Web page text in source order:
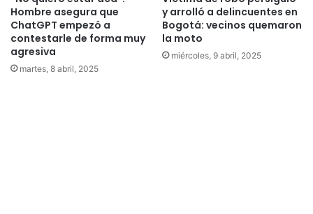
Hombre asegura que
ChatGPT empezó a
contestarle de forma muy
agresiva
martes, 8 abril, 2025
y arrolló a delincuentes en
Bogotá: vecinos quemaron
la moto
miércoles, 9 abril, 2025